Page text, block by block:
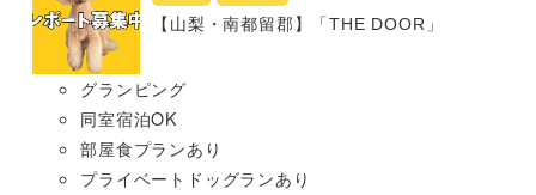
【山梨・南都留郡】「THE DOOR」
グランピング
同室宿泊OK
部屋食プランあり
プライベートドッグランあり